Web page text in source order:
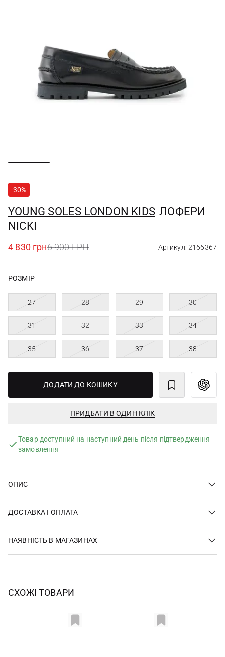
-30%
YOUNG SOLES LONDON KIDS ЛОФЕРИ
NICKI
4 830 грн6 900 ГРН Артикул: 2166367
РОЗМІР
27 28 29 30
31 32 33 34
35 36 37 38
ДОДАТИ ДО КОШИКУ
ПРИДБАТИ В ОДИН КЛІК
Товар доступний на наступний день після підтвердження
замовлення
ОПИС
ДОСТАВКА І ОПЛАТА
НАЯВНІСТЬ В МАГАЗИНАХ
СХОЖІ ТОВАРИ